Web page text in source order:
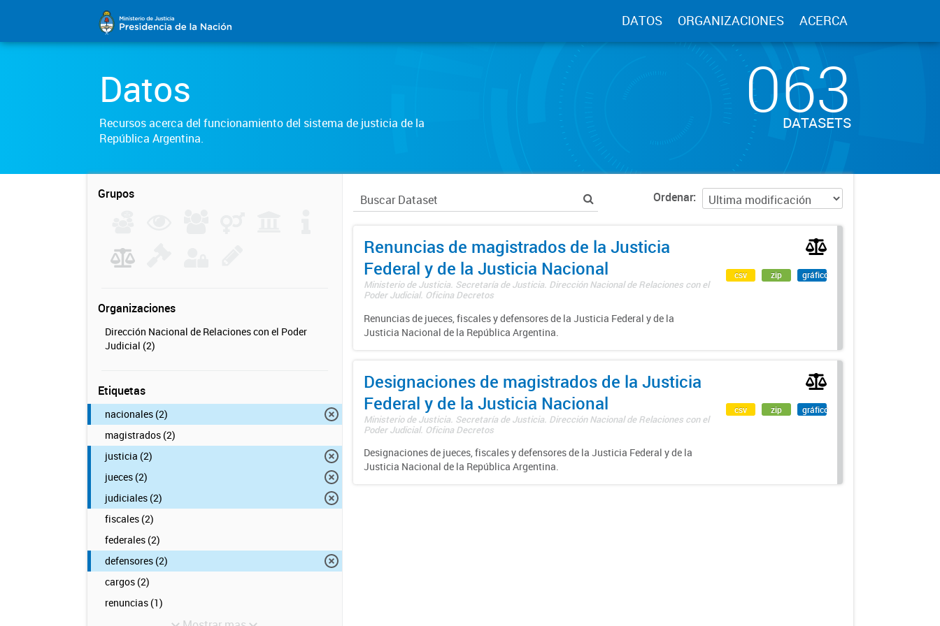
DATOS ORGANIZACIONES ACERCA
Datos
Recursos acerca del funcionamiento del sistema de justicia de la
República Argentina.
063
DATASETS
Grupos
Organizaciones
Dirección Nacional de Relaciones con el Poder
Judicial (2)
Etiquetas
nacionales (2)
magistrados (2)
justicia (2)
jueces (2)
judiciales (2)
fiscales (2)
federales (2)
defensores (2)
cargos (2)
renuncias (1)
Ordenar
Renuncias de magistrados de la Justicia
Federal y de la Justicia Nacional
Ministerio de Justicia. Secretaría de Justicia. Dirección Nacional de Relaciones con el
Poder Judicial. Oficina Decretos
Renuncias de jueces, fiscales y defensores de la Justicia Federal y de la
Justicia Nacional de la República Argentina.
csv zip gráfico
Designaciones de magistrados de la Justicia
Federal y de la Justicia Nacional
Ministerio de Justicia. Secretaría de Justicia. Dirección Nacional de Relaciones con el
Poder Judicial. Oficina Decretos
Designaciones de jueces, fiscales y defensores de la Justicia Federal y de la
Justicia Nacional de la República Argentina.
csv zip gráfico